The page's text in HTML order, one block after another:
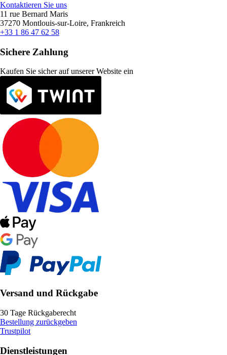
Kontaktieren Sie uns
11 rue Bernard Maris
37270 Montlouis-sur-Loire, Frankreich
+33 1 86 47 62 58
Sichere Zahlung
Kaufen Sie sicher auf unserer Website ein
Versand und Rückgabe
30 Tage Rückgaberecht
Bestellung zurückgeben
Trustpilot
Dienstleistungen